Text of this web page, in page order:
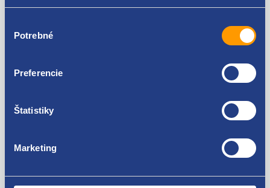
súhlasu
Potrebné
Preferencie
Štatistiky
Marketing
Použiteľné pre vozidlá
Dacia Logan 2008 - 2013 1.5 dCi - K9K
Renault Koleos I 2008- 2.0 dCi - M9R
Renault Master II 2003 - 2010 2.5 dCi - G9U
Renault Mégane II 2003 - 2005 1.9 dCi - F9Q